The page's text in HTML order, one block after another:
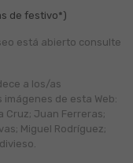
de festivo*)
está abierto consulte
a los/as
de esta Web:
Cruz; Juan Ferreras;
Miguel Rodríguez;